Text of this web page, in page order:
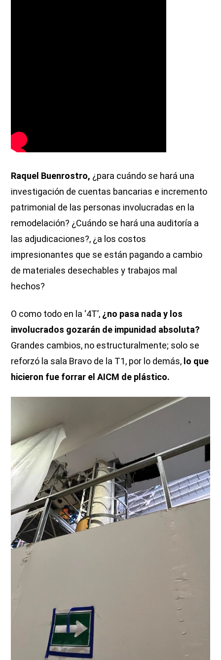
Raquel Buenrostro, ¿para cuándo se hará una
investigación de cuentas bancarias e incremento
patrimonial de las personas involucradas en la
remodelación? ¿Cuándo se hará una auditoría a
las adjudicaciones?, ¿a los costos
impresionantes que se están pagando a cambio
de materiales desechables y trabajos mal
hechos?
O como todo en la ‘4T’, ¿no pasa nada y los
involucrados gozarán de impunidad absoluta?
Grandes cambios, no estructuralmente; solo se
reforzó la sala Bravo de la T1, por lo demás, lo que
hicieron fue forrar el AICM de plástico.